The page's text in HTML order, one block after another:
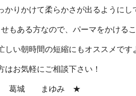
かりかけて柔らかさが出るように
もある方なので、パーマをかける
しい朝時間の短縮にもオススメです
はお気軽にご相談下さい！
城 まゆみ ★